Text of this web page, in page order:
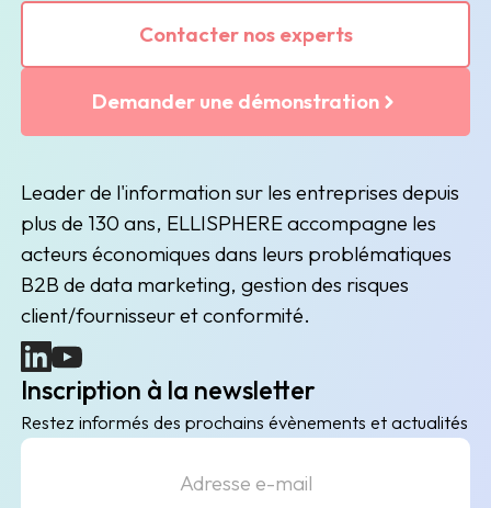
Contacter nos experts
Demander une démonstration
Leader de l'information sur les entreprises depuis
plus de 130 ans, ELLISPHERE accompagne les
acteurs économiques dans leurs problématiques
B2B de data marketing, gestion des risques
client/fournisseur et conformité.
(nouvelle fenêtre)
(nouvelle fenêtre)
Inscription à la newsletter
Restez informés des prochains évènements et actualités